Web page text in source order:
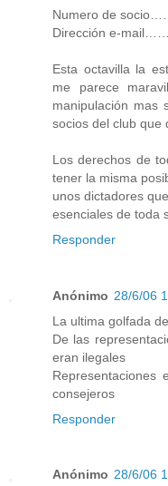
Numero de
Dirección e-
Esta octavilla la
me parece
manipulación mas
socios del club que
Los derechos de
tener la misma
unos dictadores
esenciales de toda
Responder
Anónimo 28/6/06
La ultima golfada
De las
eran ilegales
consejeros
Responder
Anónimo 28/6/06